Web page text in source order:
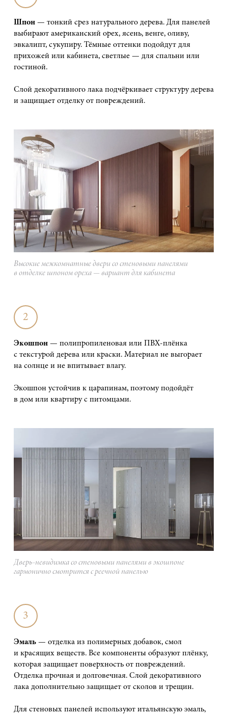
Шпон — тонкий срез натурального дерева. Для панелей
выбирают американский орех, ясень, венге, оливу,
эвкалипт, сукупиру. Тёмные оттенки подойдут для
прихожей или кабинета, светлые — для спальни или
гостиной.
Слой декоративного лака подчёркивает структуру дерева
и защищает отделку от повреждений.
Высокие межкомнатные двери со стеновыми панелями
в отделке шпоном ореха — вариант для кабинета
2
Экошпон — полипропиленовая или ПВХ-плёнка
с текстурой дерева или краски. Материал не выгорает
на солнце и не впитывает влагу.
Экошпон устойчив к царапинам, поэтому подойдёт
в дом или квартиру с питомцами.
Дверь-невидимка со стеновыми панелями в экошпоне
гармонично смотрится с реечной панелью
3
Эмаль — отделка из полимерных добавок, смол
и красящих веществ. Все компоненты образуют плёнку,
которая защищает поверхность от повреждений.
Отделка прочная и долговечная. Слой декоративного
лака дополнительно защищает от сколов и трещин.
Для стеновых панелей используют итальянскую эмаль,